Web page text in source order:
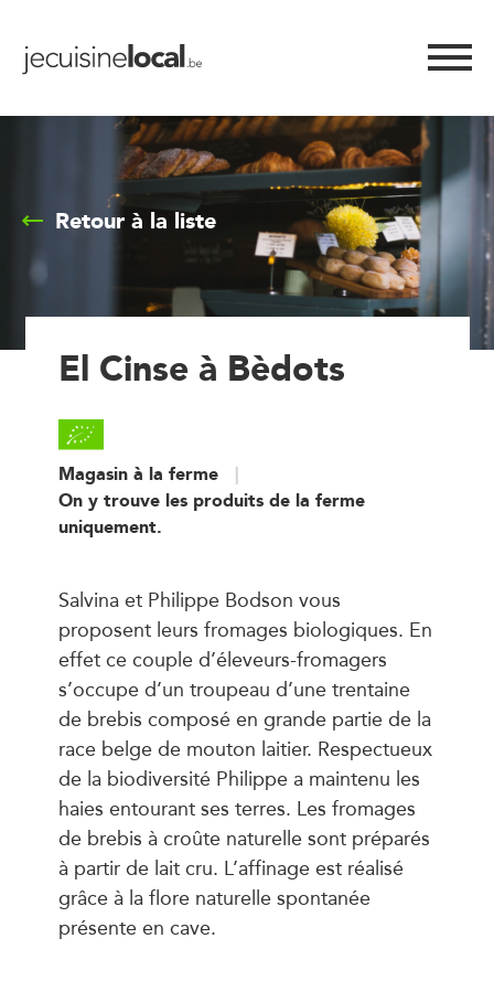
Retour à la liste
El Cinse à Bèdots
Magasin à la ferme
On y trouve les produits de la ferme
uniquement.
Salvina et Philippe Bodson vous
proposent leurs fromages biologiques. En
effet ce couple d’éleveurs-fromagers
s’occupe d’un troupeau d’une trentaine
de brebis composé en grande partie de la
race belge de mouton laitier. Respectueux
de la biodiversité Philippe a maintenu les
haies entourant ses terres. Les fromages
de brebis à croûte naturelle sont préparés
à partir de lait cru. L’affinage est réalisé
grâce à la flore naturelle spontanée
présente en cave.